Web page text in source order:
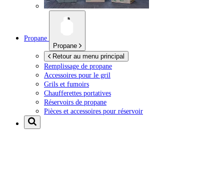
Propane
Propane
Retour au menu principal
Remplissage de propane
Accessoires pour le gril
Grils et fumoirs
Chaufferettes portatives
Réservoirs de propane
Pièces et accessoires pour réservoir